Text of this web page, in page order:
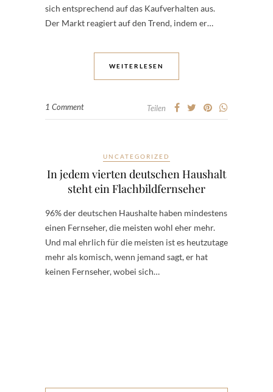
sich entsprechend auf das Kaufverhalten aus.
Der Markt reagiert auf den Trend, indem er…
WEITERLESEN
1 Comment Teilen
UNCATEGORIZED
In jedem vierten deutschen Haushalt
steht ein Flachbildfernseher
96% der deutschen Haushalte haben mindestens
einen Fernseher, die meisten wohl eher mehr.
Und mal ehrlich für die meisten ist es heutzutage
mehr als komisch, wenn jemand sagt, er hat
keinen Fernseher, wobei sich…